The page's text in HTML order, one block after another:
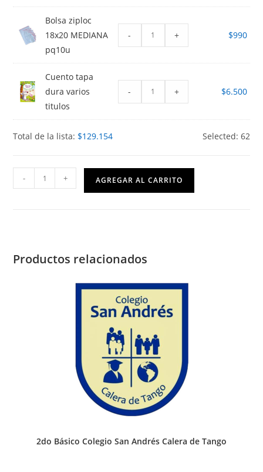
Bolsa ziploc
18x20 MEDIANA
pq10u
- + $990
Cuento tapa
dura varios
titulos
- + $6.500
Total de la lista: $129.154 Selected: 62
Group
Alba
- + AGREGAR AL CARRITO
Productos relacionados
2do Básico Colegio San Andrés Calera de Tango